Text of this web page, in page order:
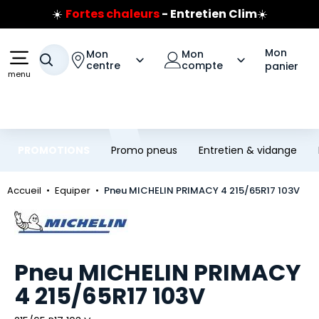
Aller au contenu principal
Aller à la navigation
☀️ Fortes chaleurs- Entretien Clim☀️
Prix coûtant pneus Bridgestone
🔥
Jusqu'à 120€ remboursés
sur les pneus Bridgestone
menu
Votre recherche
Mon
centre
Mon
compte
Mon
panier
Promo pneus Entretien & vidange
Accueil Equiper Pneu MICHELIN PRIMACY 4 215/65R17 103V
Marque
Pneu MICHELIN PRIMACY
4 215/65R17 103V